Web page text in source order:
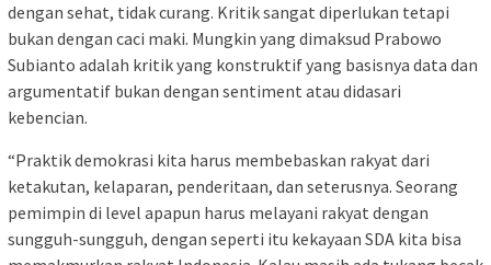
dengan sehat, tidak curang. Kritik sangat diperlukan tetapi
bukan dengan caci maki. Mungkin yang dimaksud Prabowo
Subianto adalah kritik yang konstruktif yang basisnya data dan
argumentatif bukan dengan sentiment atau didasari
kebencian.
“Praktik demokrasi kita harus membebaskan rakyat dari
ketakutan, kelaparan, penderitaan, dan seterusnya. Seorang
pemimpin di level apapun harus melayani rakyat dengan
sungguh-sungguh, dengan seperti itu kekayaan SDA kita bisa